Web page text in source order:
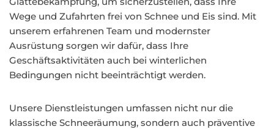
Wege und Zufahrten frei von Schnee und Eis sind. Mit
unserem erfahrenen Team und modernster
Ausrüstung sorgen wir dafür, dass Ihre
Geschäftsaktivitäten auch bei winterlichen
Bedingungen nicht beeinträchtigt werden.
Unsere Dienstleistungen umfassen nicht nur die
klassische Schneeräumung, sondern auch präventive